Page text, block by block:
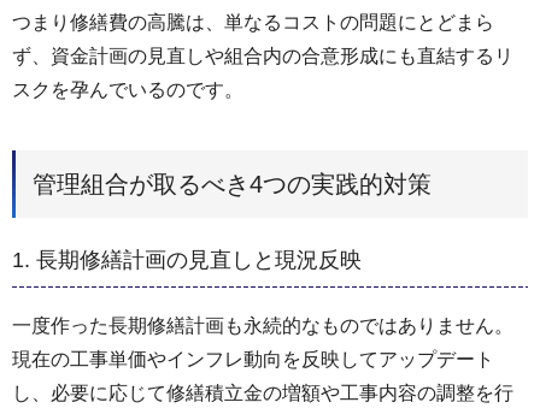
つまり修繕費の高騰は、単なるコストの問題にとどまら
ず、資金計画の見直しや組合内の合意形成にも直結するリ
スクを孕んでいるのです。
管理組合が取るべき4つの実践的対策
1. 長期修繕計画の見直しと現況反映
一度作った長期修繕計画も永続的なものではありません。
現在の工事単価やインフレ動向を反映してアップデート
し、必要に応じて修繕積立金の増額や工事内容の調整を行